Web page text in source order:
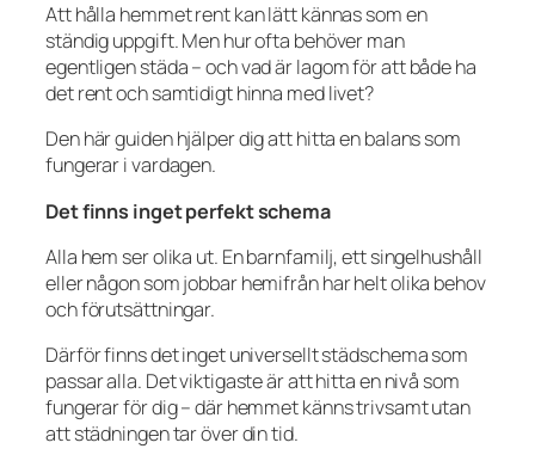
Att hålla hemmet rent kan lätt kännas som en
ständig uppgift. Men hur ofta behöver man
egentligen städa – och vad är lagom för att både ha
det rent och samtidigt hinna med livet?
Den här guiden hjälper dig att hitta en balans som
fungerar i vardagen.
Det finns inget perfekt schema
Alla hem ser olika ut. En barnfamilj, ett singelhushåll
eller någon som jobbar hemifrån har helt olika behov
och förutsättningar.
Därför finns det inget universellt städschema som
passar alla. Det viktigaste är att hitta en nivå som
fungerar för dig – där hemmet känns trivsamt utan
att städningen tar över din tid.